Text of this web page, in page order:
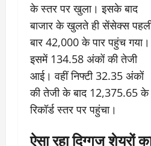
के स्तर पर खुला। इसके बाद
बाजार के खुलते ही सेंसेक्स
बार 42,000 के पार पहुंच गया।
इसमें 134.58 अंकों की तेजी
आई। वहीं निफ्टी 32.35 अंकों
की तेजी के बाद 12,375.65 के
रिकॉर्ड स्तर पर पहुंचा।
ऐसा रहा दिग्गज शेयरों